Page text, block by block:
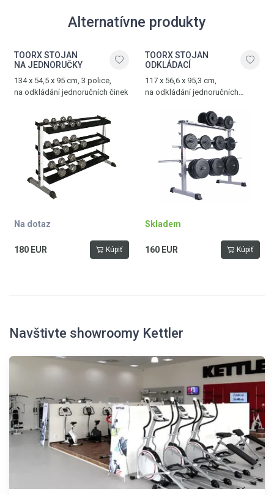
Alternatívne produkty
TOORX STOJAN
NA JEDNORUČKY
134 x 54,5 x 95 cm, 3 police,
na odkládání jednoručních činek
Na dotaz
180 EUR Kúpiť
TOORX STOJAN
ODKLÁDACÍ
117 x 56,6 x 95,3 cm,
na odkládání jednoručních
činkových tyčí, max. zatížení 350
Skladem
160 EUR Kúpiť
Navštivte showroomy Kettler